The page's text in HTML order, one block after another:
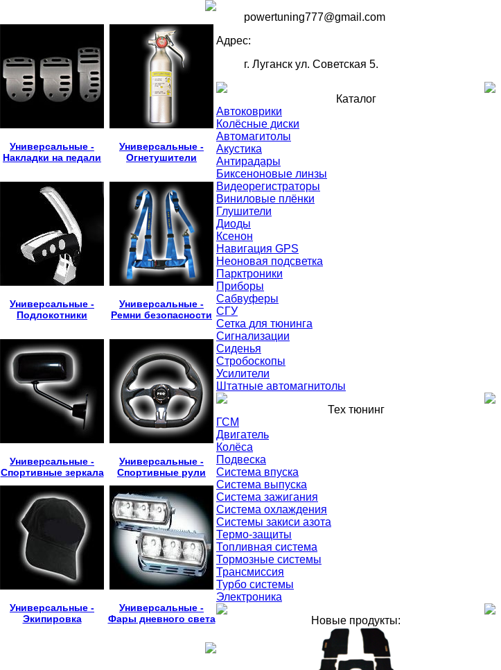
Универсальные -
Накладки на педали
Универсальные -
Огнетушители
Универсальные -
Подлокотники
Универсальные -
Ремни безопасности
Универсальные -
Спортивные зеркала
Универсальные -
Спортивные рули
Универсальные -
Экипировка
Универсальные -
Фары дневного света
powertuning777@gmail.com
Адрес:
г. Луганск ул. Советская 5.
Каталог
Автоковрики
Колёсные диски
Автомагитолы
Акустика
Антирадары
Биксеноновые линзы
Видеорегистраторы
Виниловые плёнки
Глушители
Диоды
Ксенон
Навигация GPS
Неоновая подсветка
Парктроники
Приборы
Сабвуферы
СГУ
Сетка для тюнинга
Сигнализации
Сиденья
Стробоскопы
Усилители
Штатные автомагнитолы
Тех тюнинг
ГСМ
Двигатель
Колёса
Подвеска
Система впуска
Система выпуска
Система зажигания
Система охлаждения
Системы закиси азота
Термо-защиты
Топливная система
Тормозные системы
Трансмиссия
Турбо системы
Электроника
Новые продукты: